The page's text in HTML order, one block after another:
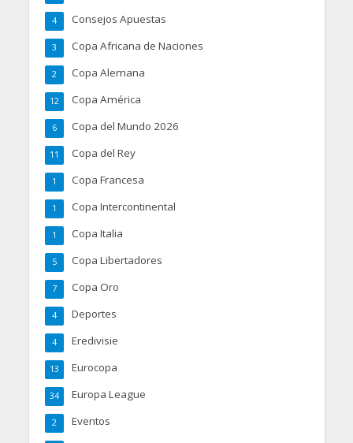
Consejos Apuestas
4
Copa Africana de Naciones
3
Copa Alemana
2
Copa América
12
Copa del Mundo 2026
6
Copa del Rey
11
Copa Francesa
1
Copa Intercontinental
1
Copa Italia
1
Copa Libertadores
5
Copa Oro
7
Deportes
4
Eredivisie
4
Eurocopa
13
Europa League
34
Eventos
2